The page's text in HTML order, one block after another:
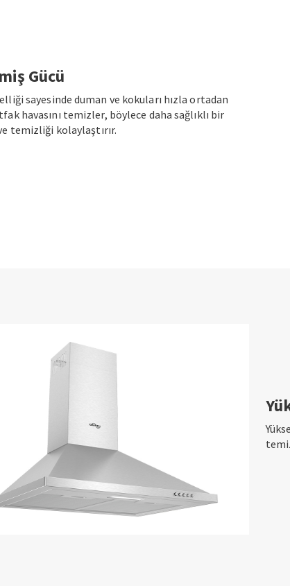
Gücü
sayesinde duman ve kokuları hızla ortadan
havasını temizler, böylece daha sağlıklı bir
temizliği kolaylaştırır.